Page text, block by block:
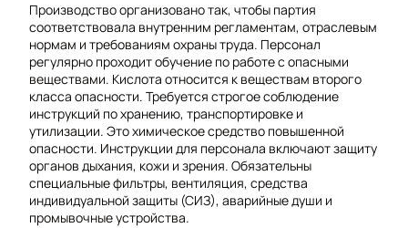
Производство организовано так, чтобы партия
соответствовала внутренним регламентам, отраслевым
нормам и требованиям охраны труда. Персонал
регулярно проходит обучение по работе с опасными
веществами. Кислота относится к веществам второго
класса опасности. Требуется строгое соблюдение
инструкций по хранению, транспортировке и
утилизации. Это химическое средство повышенной
опасности. Инструкции для персонала включают защиту
органов дыхания, кожи и зрения. Обязательны
специальные фильтры, вентиляция, средства
индивидуальной защиты (СИЗ), аварийные души и
промывочные устройства.